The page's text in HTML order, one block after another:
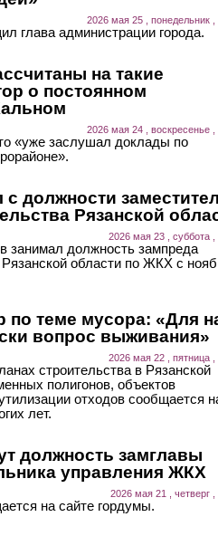
2026 мая 25 , понедельник ,
глава администрации города.
на такие
о постоянном
2026 мая 24 , воскресенье ,
«уже заслушал доклады по
должности
Рязанской
2026 мая 23 , суббота ,
занимал должность зампреда
Рязанской области по ЖКХ с
по теме мусора: «Для
вопрос выживания»
2026 мая 22 , пятница ,
строительства в Рязанской
полигонов, объектов
отходов сообщается
лет.
должность замглавы
управления ЖКХ
2026 мая 21 , четверг ,
на сайте гордумы.